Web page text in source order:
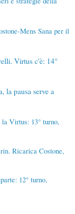
Mens Sana per il
Virtus c'è: 14°
la pausa serve a
Virtus: 13° turno,
Ricarica Costone,
12° turno,